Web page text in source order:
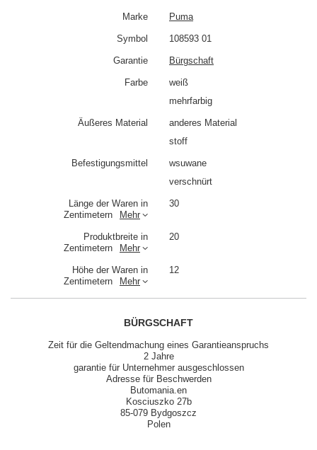
Marke Puma
Symbol 108593 01
Garantie Bürgschaft
Farbe
weiß
mehrfarbig
Äußeres Material
anderes Material
stoff
Befestigungsmittel
wsuwane
verschnürt
Länge der Waren in
Zentimetern
Mehr
30
Produktbreite in
Zentimetern
Mehr
20
Höhe der Waren in
Zentimetern
Mehr
12
BÜRGSCHAFT
Zeit für die Geltendmachung eines Garantieanspruchs
2 Jahre
garantie für Unternehmer ausgeschlossen
Adresse für Beschwerden
Butomania.en
Kosciuszko 27b
85-079 Bydgoszcz
Polen